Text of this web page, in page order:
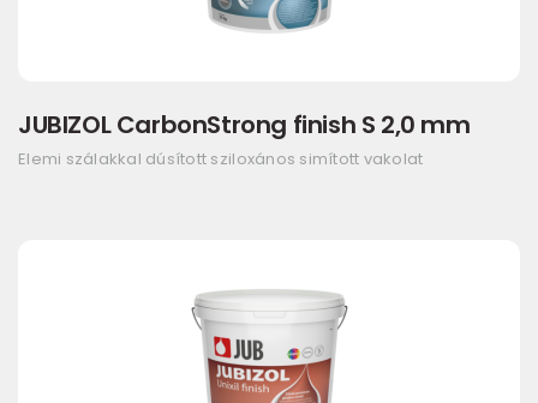
JUBIZOL CarbonStrong finish S 2,0 mm
Elemi szálakkal dúsított sziloxános simított vakolat